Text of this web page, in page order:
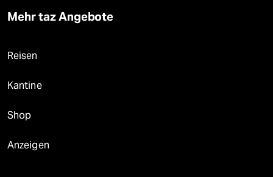
Mehr taz Angebote
Reisen
Kantine
Shop
Anzeigen